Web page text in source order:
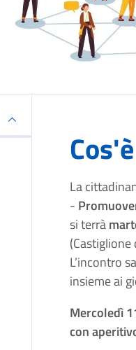
Cos'è
La
-
si terrà
(Castiglione
L’incontro
insieme ai
Mercoledì
con